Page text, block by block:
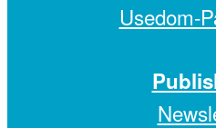
Usedom-